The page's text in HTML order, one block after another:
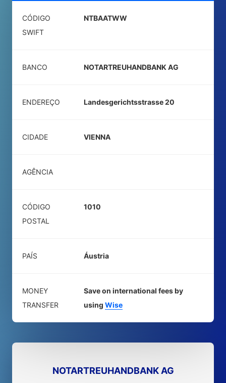
CÓDIGO
SWIFT
NTBAATWW
BANCO NOTARTREUHANDBANK AG
ENDEREÇO Landesgerichtsstrasse 20
CIDADE VIENNA
AGÊNCIA
CÓDIGO
POSTAL
1010
PAÍS Áustria
MONEY
TRANSFER
Save on international fees by
using Wise
NOTARTREUHANDBANK AG